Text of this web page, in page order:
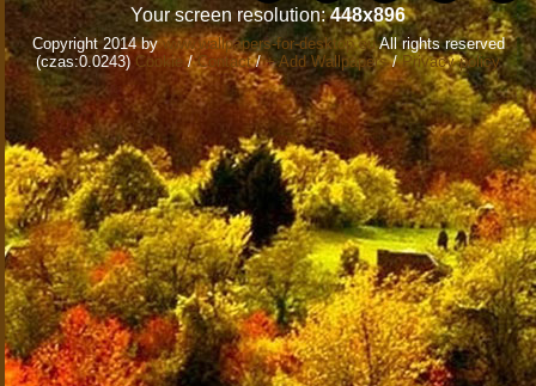
Your screen resolution:448x896
Copyright 2014 bywww.wallpapers-for-desktop.euAll rights reserved
(czas:0.0243) Cookie/Contact/+ Add Wallpapers/Privacy policy